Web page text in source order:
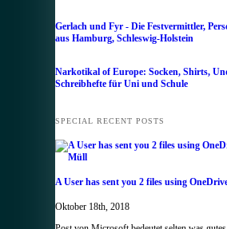
Gerlach und Fyr - Die Festvermittler,
aus Hamburg, Schleswig-Holstein
Narkotikal of Europe: Socken, Shirts,
Schreibhefte für Uni und Schule
SPECIAL RECENT POSTS
A User has sent you 2 files using
Oktober 18th, 2018